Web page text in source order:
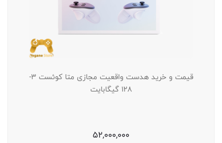
قیمت و خرید هدست واقعیت مجازی متا کوئست 3-
128 گیگابایت
52,000,000